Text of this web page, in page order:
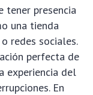
tener presencia
una tienda
redes sociales.
perfecta de
experiencia del
En